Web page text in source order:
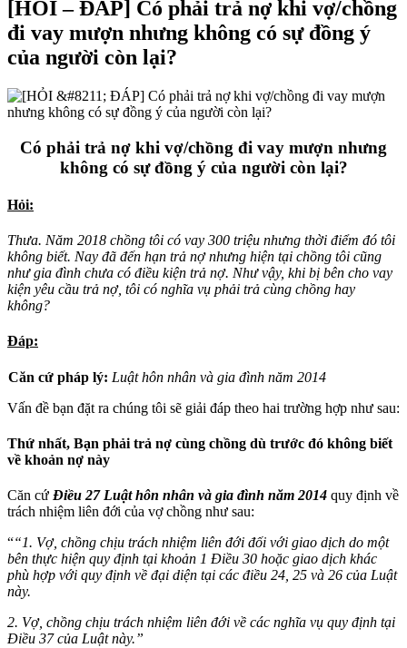
[HỎI – ĐÁP] Có phải trả nợ khi vợ/chồng
đi vay mượn nhưng không có sự đồng ý
của người còn lại?
Có phải trả nợ khi vợ/chồng đi vay mượn nhưng
không có sự đồng ý của người còn lại?
Hỏi:
Thưa. Năm 2018 chồng tôi có vay 300 triệu nhưng thời điểm đó tôi
không biết. Nay đã đến hạn trả nợ nhưng hiện tại chồng tôi cũng
như gia đình chưa có điều kiện trả nợ. Như vậy, khi bị bên cho vay
kiện yêu cầu trả nợ, tôi có nghĩa vụ phải trả cùng chồng hay
không?
Đáp:
Căn cứ pháp lý: Luật hôn nhân và gia đình năm 2014
Vấn đề bạn đặt ra chúng tôi sẽ giải đáp theo hai trường hợp như sau:
Thứ nhất, Bạn phải trả nợ cùng chồng dù trước đó không biết
về khoản nợ này
Căn cứ Điều 27 Luật hôn nhân và gia đình năm 2014 quy định về
trách nhiệm liên đới của vợ chồng như sau:
““1. Vợ, chồng chịu trách nhiệm liên đới đối với giao dịch do một
bên thực hiện quy định tại khoản 1 Điều 30 hoặc giao dịch khác
phù hợp với quy định về đại diện tại các điều 24, 25 và 26 của Luật
này.
2. Vợ, chồng chịu trách nhiệm liên đới về các nghĩa vụ quy định tại
Điều 37 của Luật này.”